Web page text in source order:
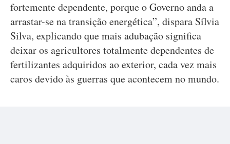
fortemente dependente, porque o Governo anda a
arrastar-se na transição energética”, dispara Sílvia
Silva, explicando que mais adubação significa
deixar os agricultores totalmente dependentes de
fertilizantes adquiridos ao exterior, cada vez mais
caros devido às guerras que acontecem no mundo.